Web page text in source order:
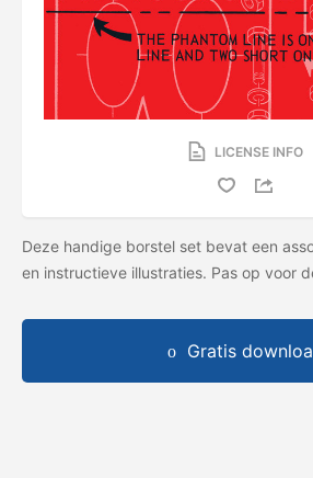
LICENSE INFO
Deze handige borstel set bevat een
en instructieve illustraties. Pas op voor
Gratis